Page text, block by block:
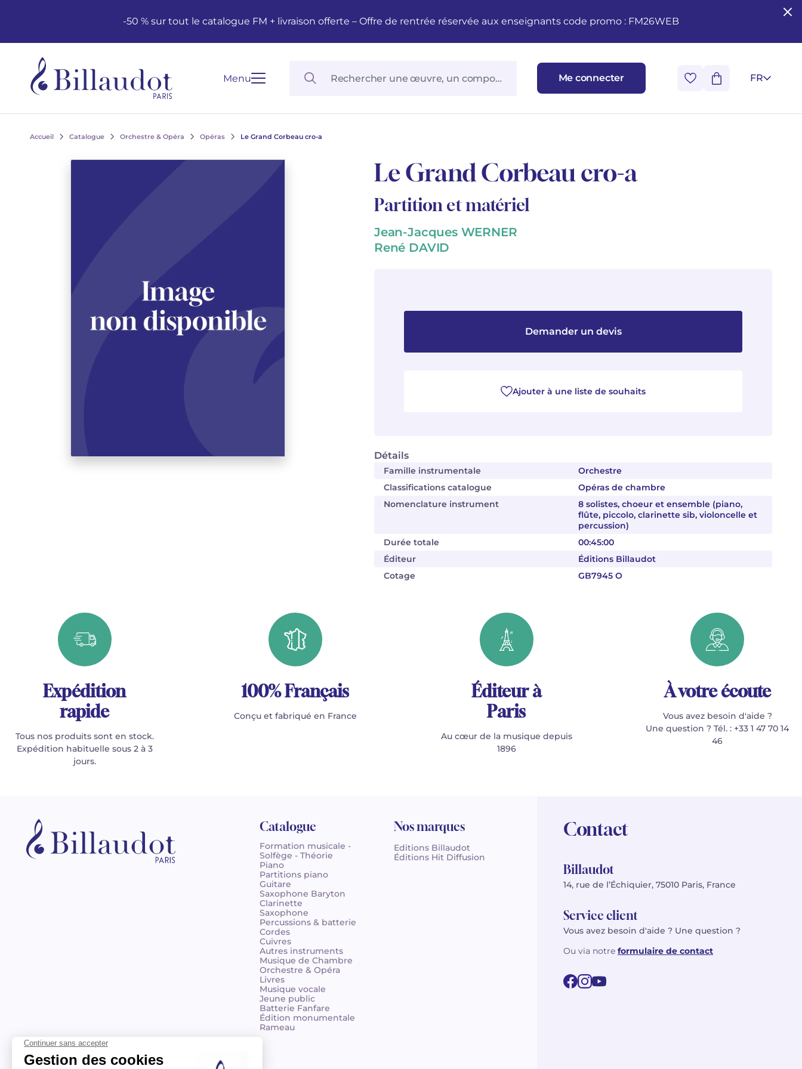
-50 % sur tout le catalogue FM + livraison offerte – Offre de rentrée réservée aux enseignants code promo : FM26WEB
Menu Me connecter FR
Accueil Catalogue Orchestre & Opéra Opéras Le Grand Corbeau cro-a
Le Grand Corbeau cro-a
Partition et matériel
Jean-Jacques WERNER
René DAVID
Détails
Famille instrumentale
Orchestre
Classifications catalogue
Opéras de chambre
Nomenclature instrument
8 solistes, choeur et ensemble (piano,
flûte, piccolo, clarinette sib, violoncelle et
percussion)
Durée totale
00:45:00
Éditeur
Éditions Billaudot
Cotage
GB7945 O
Demander un devis
Ajouter à une liste de souhaits
Expédition
rapide
Tous nos produits sont en stock.
Expédition habituelle sous 2 à 3
jours.
100% Français
Conçu et fabriqué en France
Éditeur à
Paris
Au cœur de la musique depuis
1896
À votre écoute
Vous avez besoin d'aide ?
Une question ? Tél. : +33 1 47 70 14
46
Catalogue
Formation musicale -
Solfège - Théorie
Piano
Partitions piano
Guitare
Saxophone Baryton
Clarinette
Saxophone
Percussions & batterie
Cordes
Cuivres
Autres instruments
Musique de Chambre
Orchestre & Opéra
Livres
Musique vocale
Jeune public
Batterie Fanfare
Édition monumentale
Rameau
Nos marques
Editions Billaudot
Éditions Hit Diffusion
Contact
Billaudot
14, rue de l’Échiquier, 75010 Paris, France
Service client
Vous avez besoin d'aide ? Une question ?
Ou via notre formulaire de contact